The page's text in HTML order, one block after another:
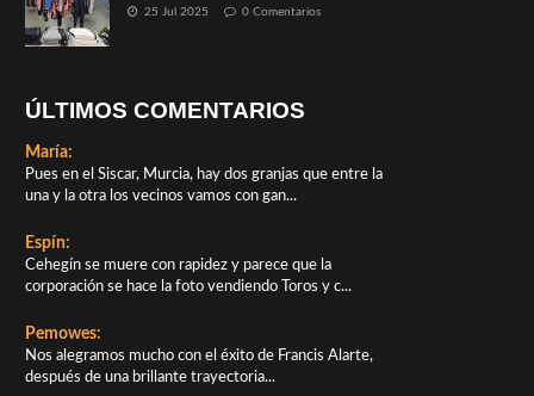
25 Jul 2025 0 Comentarios
ÚLTIMOS COMENTARIOS
María:
Pues en el Siscar, Murcia, hay dos granjas que entre la
una y la otra los vecinos vamos con gan...
Espín:
Cehegín se muere con rapidez y parece que la
corporación se hace la foto vendiendo Toros y c...
Pemowes:
Nos alegramos mucho con el éxito de Francis Alarte,
después de una brillante trayectoria...